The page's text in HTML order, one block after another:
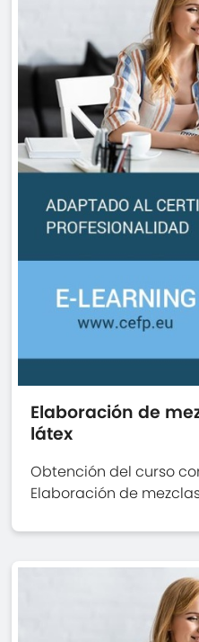
Elaboración de
látex
Obtención del curso
Elaboración de